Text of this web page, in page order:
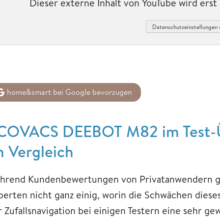
Dieser externe Inhalt von YouTube wird
Datenschutzeinstellungen
home&smart bei Google bevorzugen
DEEBOT M82 im
Vergleich
Kundenbewertungen von Privatanwendern
nicht ganz einig, worin die Schwächen
Zufallsnavigation bei einigen Testern eine sehr